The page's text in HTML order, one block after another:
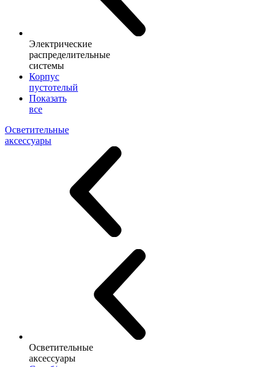
Электрические
распределительные
системы
Корпус
пустотелый
Показать
все
Осветительные
аксессуары
Осветительные
аксессуары